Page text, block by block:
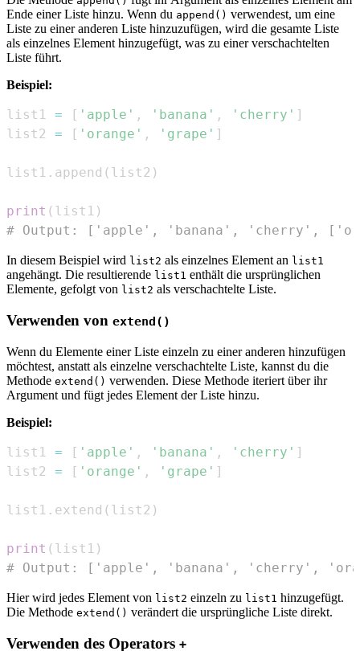
Ende einer Liste hinzu. Wenn du append() verwendest, um eine
Liste zu einer anderen Liste hinzuzufügen, wird die gesamte Liste
als einzelnes Element hinzugefügt, was zu einer verschachtelten
Liste führt.
Beispiel:
list1 = [ 'apple' , 'banana' , 'cherry' ]
list2 = [ 'orange' , 'grape' ]
list1 . append ( list2 )
print ( list1 )
# Output: ['apple', 'banana', 'cherry',
In diesem Beispiel wird list2 als einzelnes Element an list1
angehängt. Die resultierende list1 enthält die ursprünglichen
Elemente, gefolgt von list2 als verschachtelte Liste.
Verwenden von extend()
Wenn du Elemente einer Liste einzeln zu einer anderen hinzufügen
möchtest, anstatt als einzelne verschachtelte Liste, kannst du die
Methode extend() verwenden. Diese Methode iteriert über ihr
Argument und fügt jedes Element der Liste hinzu.
Beispiel:
list1 = [ 'apple' , 'banana' , 'cherry' ]
list2 = [ 'orange' , 'grape' ]
list1 . extend ( list2 )
print ( list1 )
# Output: ['apple', 'banana', 'cherry',
Hier wird jedes Element von list2 einzeln zu list1 hinzugefügt.
Die Methode extend() verändert die ursprüngliche Liste direkt.
Verwenden des Operators +